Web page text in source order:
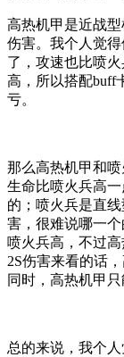
高热机甲是近战
伤害。我个人觉
了，攻速也比喷
高，所以搭配buff
亏。
那么高热机甲和
生命比喷火兵高
的；喷火兵是直
害，很难说哪一
喷火兵高，不过
2S伤害来看的话
同时，高热机甲
总的来说，我个